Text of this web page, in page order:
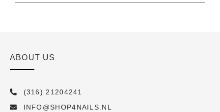
ABOUT US
(316) 21204241
INFO@SHOP4NAILS.NL